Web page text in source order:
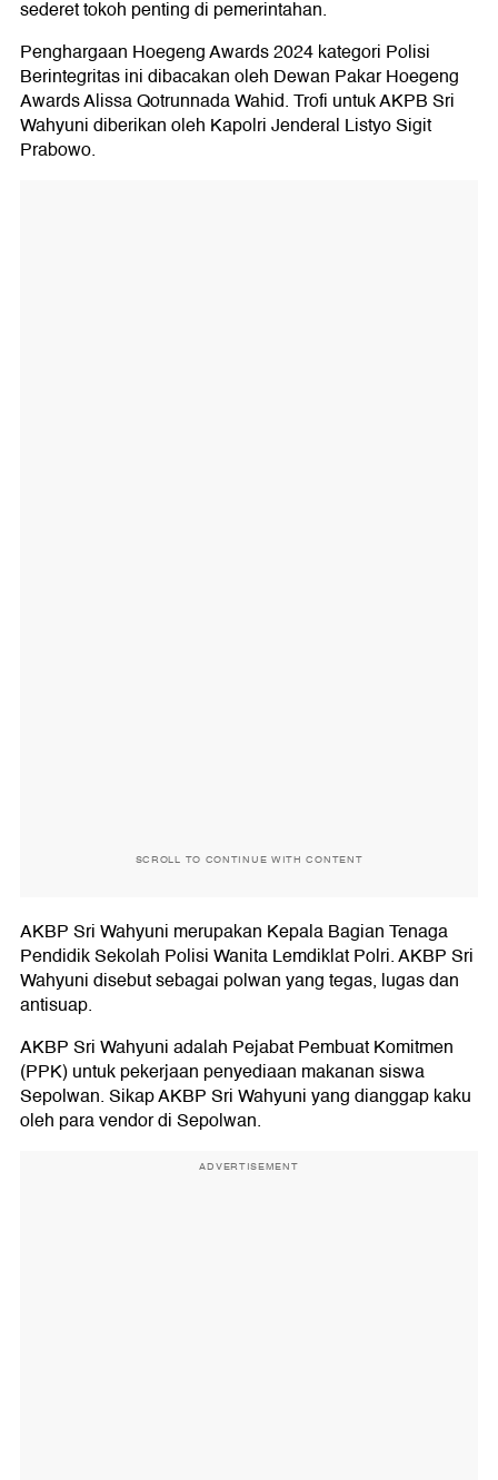
sederet tokoh penting di pemerintahan.
Penghargaan Hoegeng Awards 2024 kategori Polisi
Berintegritas ini dibacakan oleh Dewan Pakar Hoegeng
Awards Alissa Qotrunnada Wahid. Trofi untuk AKPB Sri
Wahyuni diberikan oleh Kapolri Jenderal Listyo Sigit
Prabowo.
SCROLL TO CONTINUE WITH CONTENT
AKBP Sri Wahyuni merupakan Kepala Bagian Tenaga
Pendidik Sekolah Polisi Wanita Lemdiklat Polri. AKBP Sri
Wahyuni disebut sebagai polwan yang tegas, lugas dan
antisuap.
AKBP Sri Wahyuni adalah Pejabat Pembuat Komitmen
(PPK) untuk pekerjaan penyediaan makanan siswa
Sepolwan. Sikap AKBP Sri Wahyuni yang dianggap kaku
oleh para vendor di Sepolwan.
ADVERTISEMENT